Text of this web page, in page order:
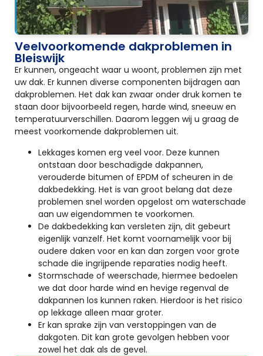
Veelvoorkomende dakproblemen in
Bleiswijk
Er kunnen, ongeacht waar u woont, problemen zijn met
uw dak. Er kunnen diverse componenten bijdragen aan
dakproblemen. Het dak kan zwaar onder druk komen te
staan door bijvoorbeeld regen, harde wind, sneeuw en
temperatuurverschillen. Daarom leggen wij u graag de
meest voorkomende dakproblemen uit.
Lekkages komen erg veel voor. Deze kunnen
ontstaan door beschadigde dakpannen,
verouderde bitumen of EPDM of scheuren in de
dakbedekking. Het is van groot belang dat deze
problemen snel worden opgelost om waterschade
aan uw eigendommen te voorkomen.
De dakbedekking kan versleten zijn, dit gebeurt
eigenlijk vanzelf. Het komt voornamelijk voor bij
oudere daken voor en kan dan zorgen voor grote
schade die ingrijpende reparaties nodig heeft.
Stormschade of weerschade, hiermee bedoelen
we dat door harde wind en hevige regenval de
dakpannen los kunnen raken. Hierdoor is het risico
op lekkage alleen maar groter.
Er kan sprake zijn van verstoppingen van de
dakgoten. Dit kan grote gevolgen hebben voor
zowel het dak als de gevel.